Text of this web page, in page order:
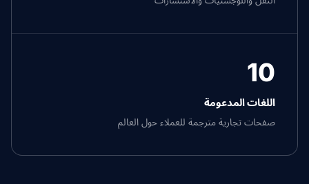
10
اللغات المدعومة
صفحات تجارية مترجمة للعملاء حول العالم